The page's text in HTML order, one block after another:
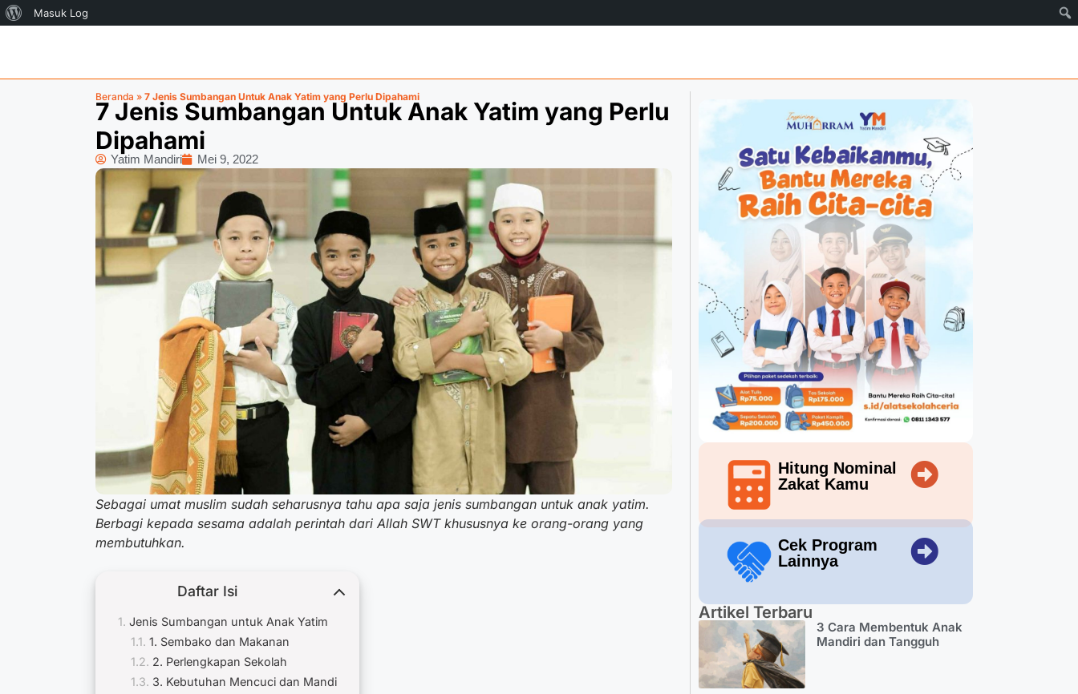
Masuk Log
Beranda » 7 Jenis Sumbangan Untuk Anak Yatim yang Perlu Dipahami
7 Jenis Sumbangan Untuk Anak Yatim yang Perlu
Dipahami
Yatim Mandiri Mei 9, 2022
Sebagai umat muslim sudah seharusnya tahu apa saja jenis sumbangan untuk anak yatim.
Berbagi kepada sesama adalah perintah dari Allah SWT khususnya ke orang-orang yang
membutuhkan.
Daftar Isi
Jenis Sumbangan untuk Anak Yatim
1. Sembako dan Makanan
2. Perlengkapan Sekolah
3. Kebutuhan Mencuci dan Mandi
Hitung Nominal
Zakat Kamu
Cek Program
Lainnya
Artikel Terbaru
3 Cara Membentuk Anak
Mandiri dan Tangguh